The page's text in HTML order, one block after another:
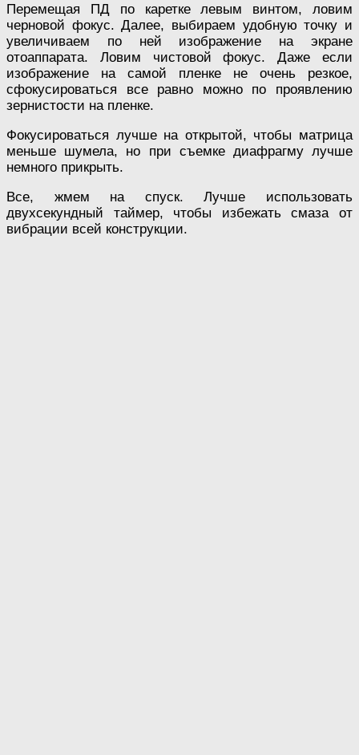
Перемещая ПД по каретке левым винтом, ловим
черновой фокус. Далее, выбираем удобную точку и
увеличиваем по ней изображение на экране
отоаппарата. Ловим чистовой фокус. Даже если
изображение на самой пленке не очень резкое,
сфокусироваться все равно можно по проявлению
зернистости на пленке.
Фокусироваться лучше на открытой, чтобы матрица
меньше шумела, но при съемке диафрагму лучше
немного прикрыть.
Все, жмем на спуск. Лучше использовать
двухсекундный таймер, чтобы избежать смаза от
вибрации всей конструкции.